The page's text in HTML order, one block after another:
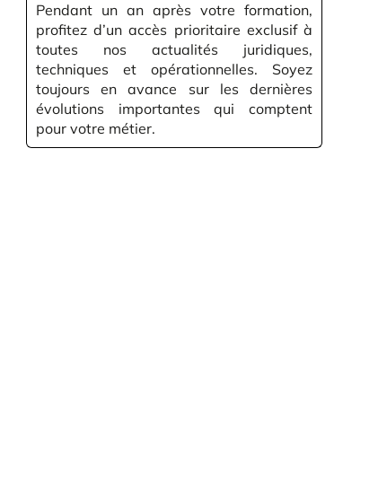
Pendant un an après votre formation,
profitez d’un accès prioritaire exclusif à
toutes nos actualités juridiques,
techniques et opérationnelles. Soyez
toujours en avance sur les dernières
évolutions importantes qui comptent
pour votre métier.